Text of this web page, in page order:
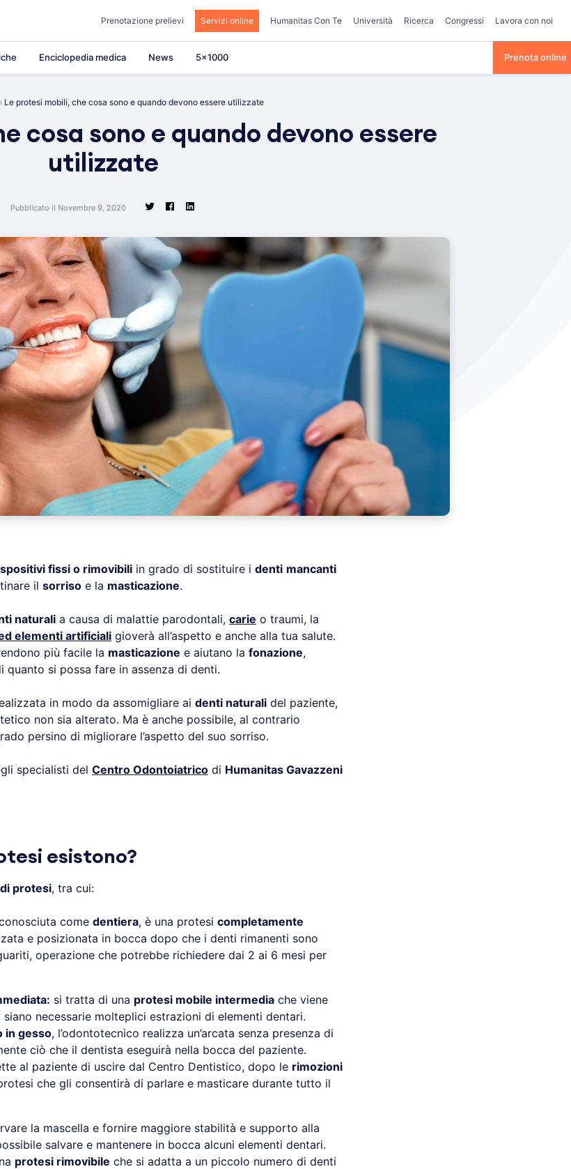
Prenotazione prelievi Servizi online Humanitas Con Te Università Ricerca Congressi Lavora con noi
Enciclopedia medica News 5×1000 Prenota online
Le protesi mobili, che cosa sono e quando devono essere utilizzate
cosa sono e quando devono essere
utilizzate
Pubblicato il Novembre 9, 2020
fissi o rimovibili in grado di sostituire i denti mancanti
il sorriso e la masticazione.
naturali a causa di malattie parodontali, carie o traumi, la
elementi artificiali gioverà all’aspetto e anche alla tua salute.
più facile la masticazione e aiutano la fonazione,
quanto si possa fare in assenza di denti.
in modo da assomigliare ai denti naturali del paziente,
non sia alterato. Ma è anche possibile, al contrario
persino di migliorare l’aspetto del suo sorriso.
specialisti del Centro Odontoiatrico di Humanitas Gavazzeni
esistono?
protesi, tra cui:
come dentiera, è una protesi completamente
e posizionata in bocca dopo che i denti rimanenti sono
operazione che potrebbe richiedere dai 2 ai 6 mesi per
si tratta di una protesi mobile intermedia che viene
necessarie molteplici estrazioni di elementi dentari.
in gesso, l’odontotecnico realizza un’arcata senza presenza di
ciò che il dentista eseguirà nella bocca del paziente.
al paziente di uscire dal Centro Dentistico, dopo le rimozioni
che gli consentirà di parlare e masticare durante tutto il
la mascella e fornire maggiore stabilità e supporto alla
salvare e mantenere in bocca alcuni elementi dentari.
protesi rimovibile che si adatta a un piccolo numero di denti